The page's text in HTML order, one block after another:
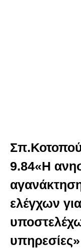
9.84«Η
ελέγχων
υπηρεσίες»